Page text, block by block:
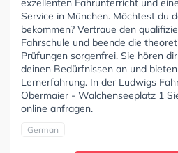
exzellenten Fahrunterricht und
Service in München. Möchtest du
bekommen? Vertraue den
Fahrschule und beende die
Prüfungen sorgenfrei. Sie hören
deinen Bedürfnissen an und
Lernerfahrung. In der Ludwigs
Obermaier - Walchenseeplatz 1
online anfragen.
German